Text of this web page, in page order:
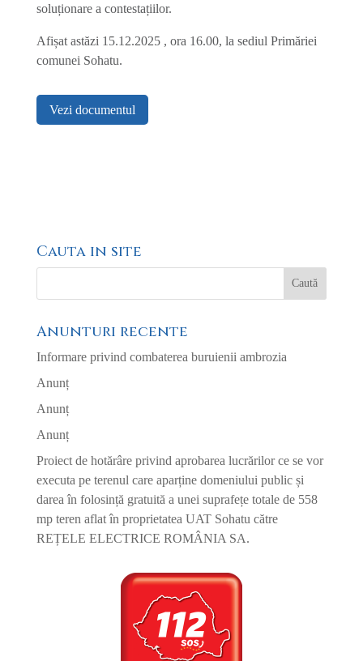
soluționare a contestațiilor.
Afișat astăzi 15.12.2025 , ora 16.00, la sediul Primăriei
comunei Sohatu.
Vezi documentul
Cauta in site
Anunturi recente
Informare privind combaterea buruienii ambrozia
Anunț
Anunț
Anunț
Proiect de hotărâre privind aprobarea lucrărilor ce se vor
executa pe terenul care aparține domeniului public și
darea în folosință gratuită a unei suprafețe totale de 558
mp teren aflat în proprietatea UAT Sohatu către
REȚELE ELECTRICE ROMÂNIA SA.